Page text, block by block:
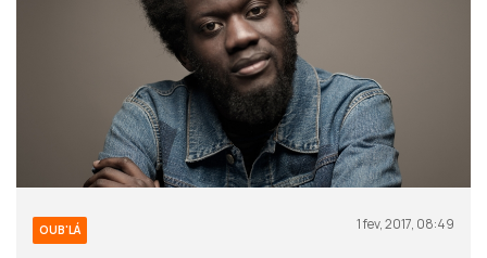
OUB'LÁ 1 fev, 2017, 08:49